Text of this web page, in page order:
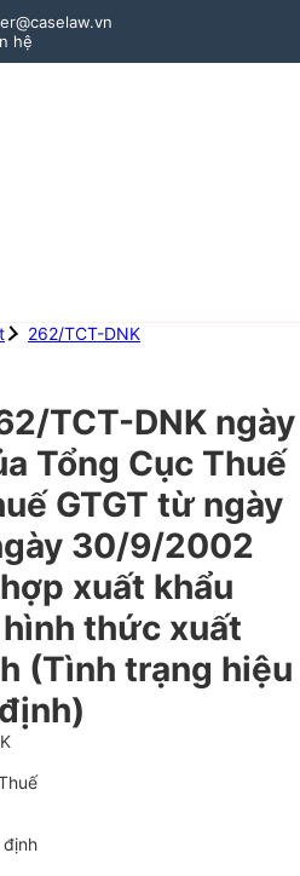
hệ
262/TCT-DNK
TCT-DNK ngày
Tổng Cục Thuế
GTGT từ ngày
30/9/2002
xuất khẩu
thức xuất
(Tình trạng hiệu
định